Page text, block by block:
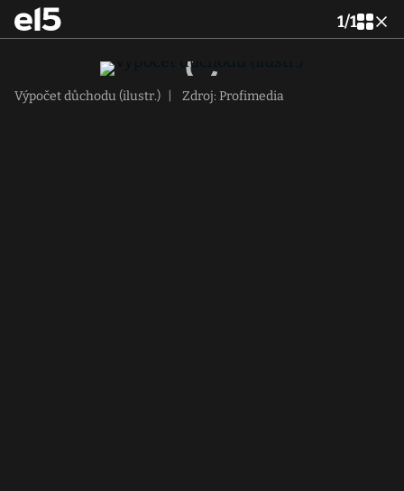
1/1
Výpočet důchodu (ilustr.) Zdroj: Profimedia